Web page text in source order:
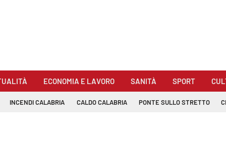
ECONOMIA E LAVORO SANITÀ SPORT
INCENDI CALABRIA CALDO CALABRIA PONTE SULLO STRETTO